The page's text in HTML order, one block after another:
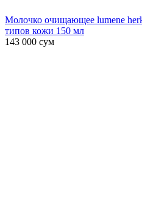
Молочко очищающее lumene
типов кожи 150 мл
143 000 сум